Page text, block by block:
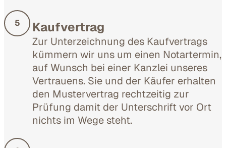
5 Kaufvertrag
Zur Unterzeichnung des Kaufvertrags
kümmern wir uns um einen Notartermin,
auf Wunsch bei einer Kanzlei unseres
Vertrauens. Sie und der Käufer erhalten
den Mustervertrag rechtzeitig zur
Prüfung damit der Unterschrift vor Ort
nichts im Wege steht.